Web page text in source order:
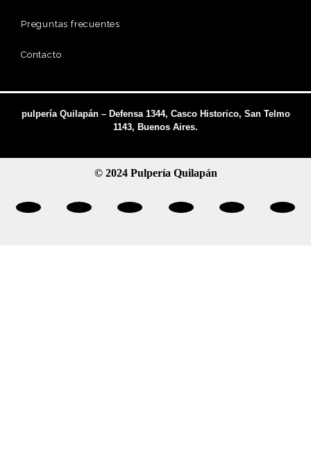
Preguntas frecuentes
Contacto
pulpería Quilapán – Defensa 1344, Casco Historico, San Telmo
1143, Buenos Aires.
© 2024 Pulpería Quilapán
Facebook Twitter Youtube Spotify Instagram